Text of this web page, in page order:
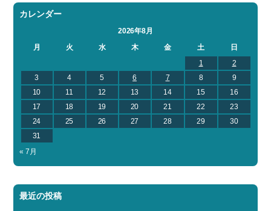
カレンダー
2026年8月
月
火 水 木 金 土
日
1
2
3
4 5 6 7 8
9
10
11 12 13 14 15
16
17
18 19 20 21 22
23
24
25 26 27 28 29
30
31
« 7月
最近の投稿